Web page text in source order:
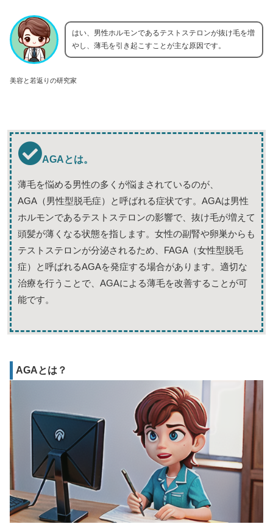
美容と若返りの研究家
はい、男性ホルモンであるテストステロンが抜け毛を増
やし、薄毛を引き起こすことが主な原因です。
AGAとは。
薄毛を悩める男性の多くが悩まされているのが、
AGA（男性型脱毛症）と呼ばれる症状です。AGAは男性
ホルモンであるテストステロンの影響で、抜け毛が増えて
頭髪が薄くなる状態を指します。女性の副腎や卵巣からも
テストステロンが分泌されるため、FAGA（女性型脱毛
症）と呼ばれるAGAを発症する場合があります。適切な
治療を行うことで、AGAによる薄毛を改善することが可
能です。
AGAとは？